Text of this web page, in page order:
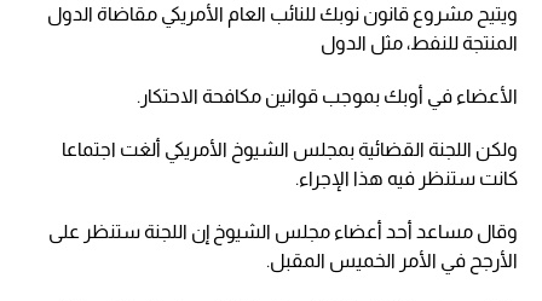
ويتيح مشروع قانون نوبك للنائب العام الأمريكي مقاضاة الدول
المنتجة للنفط، مثل الدول
الأعضاء في أوبك بموجب قوانين مكافحة الاحتكار.
ولكن اللجنة القضائية بمجلس الشيوخ الأمريكي ألغت اجتماعا
كانت ستنظر فيه هذا الإجراء.
وقال مساعد أحد أعضاء مجلس الشيوخ إن اللجنة ستنظر على
الأرجح في الأمر الخميس المقبل.